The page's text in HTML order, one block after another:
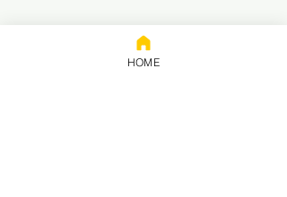
HOME